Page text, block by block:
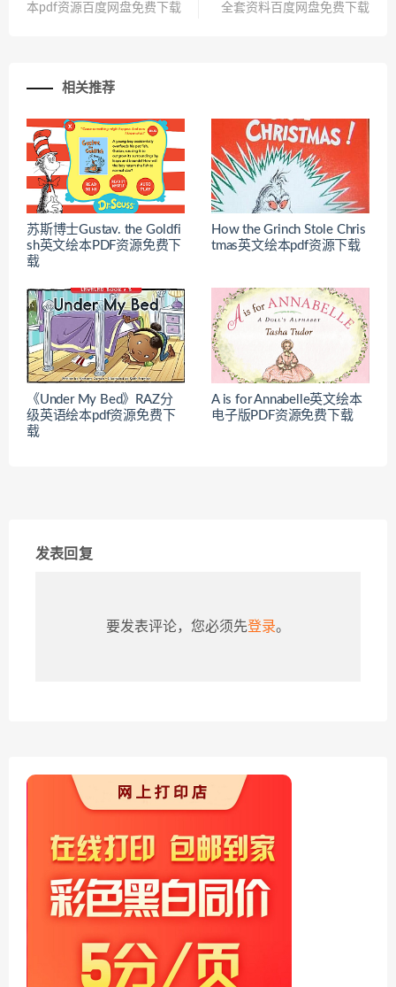
本pdf资源百度网盘免费下载
全套资料百度网盘免费下载
相关推荐
苏斯博士Gustav. the Goldfi
sh英文绘本PDF资源免费下
载
How the Grinch Stole Chris
tmas英文绘本pdf资源下载
《Under My Bed》RAZ分
级英语绘本pdf资源免费下
载
A is for Annabelle英文绘本
电子版PDF资源免费下载
发表回复
要发表评论，您必须先登录。